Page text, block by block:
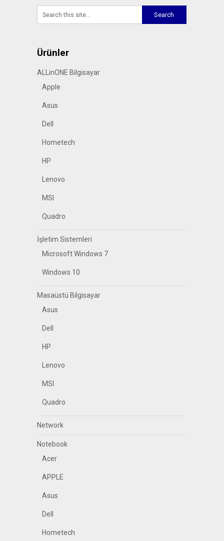
Ürünler
ALLinONE Bilgisayar
Apple
Asus
Dell
Hometech
HP
Lenovo
MSI
Quadro
İşletim Sistemleri
Microsoft Windows 7
Windows 10
Masaüstü Bilgisayar
Asus
Dell
HP
Lenovo
MSI
Quadro
Network
Notebook
Acer
APPLE
Asus
Dell
Hometech